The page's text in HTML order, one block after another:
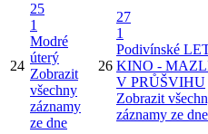
24
25
1
Modré
úterý
Zobrazit
všechny
záznamy
ze dne
26
27
1
Podivínské
KINO -
V PRŮŠVIHU
Zobrazit
záznamy ze dne